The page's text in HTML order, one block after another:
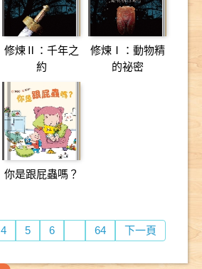
修煉Ⅱ：千年之
約
修煉Ⅰ：動物精
的祕密
你是跟屁蟲嗎？
4 5 6 64 下一頁